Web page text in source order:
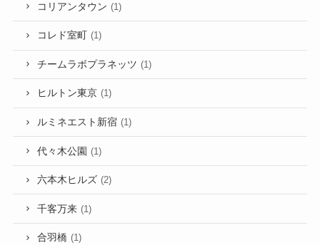
コリアンタウン (1)
コレド室町 (1)
チームラボプラネッツ (1)
ヒルトン東京 (1)
ルミネエスト新宿 (1)
代々木公園 (1)
六本木ヒルズ (2)
千客万来 (1)
合羽橋 (1)